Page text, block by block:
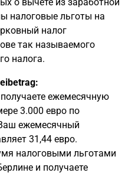
налоговые льготы на
налог
так называемого
налога.
ежемесячную
3.000 евро по
ежемесячный
31,44 евро.
налоговыми льготами
и получаете